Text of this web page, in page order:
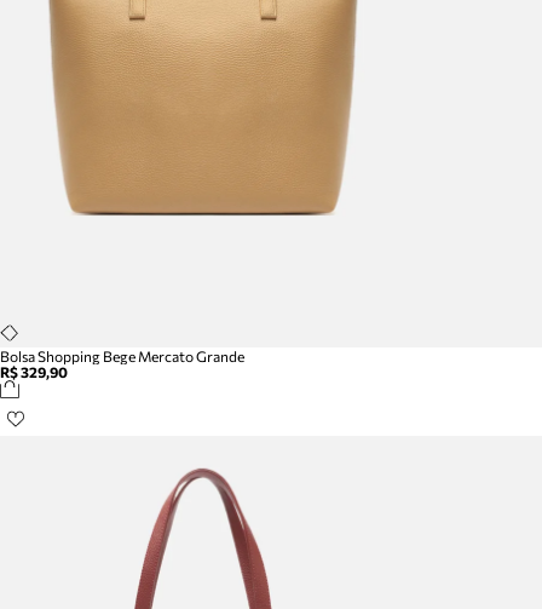
Bolsa Shopping Bege Mercato Grande
R$ 329,90